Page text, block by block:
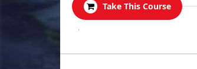
Take This Course
.